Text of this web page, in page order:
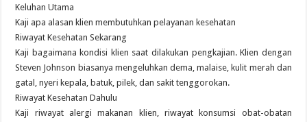
Keluhan Utama
Kaji apa alasan klien membutuhkan pelayanan kesehatan
Riwayat Kesehatan Sekarang
Kaji bagaimana kondisi klien saat dilakukan pengkajian. Klien dengan
Steven Johnson biasanya mengeluhkan dema, malaise, kulit merah dan
gatal, nyeri kepala, batuk, pilek, dan sakit tenggorokan.
Riwayat Kesehatan Dahulu
Kaji riwayat alergi makanan klien, riwayat konsumsi obat-obatan